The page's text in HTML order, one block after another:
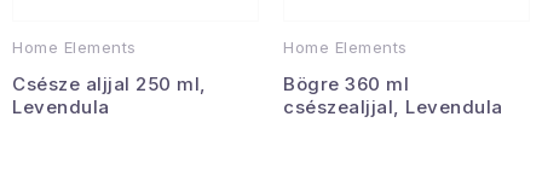
Home Elements
Csésze aljjal 250 ml,
Levendula
Home Elements
Bögre 360 ml
csészealjjal, Levendula